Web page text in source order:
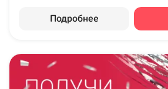
Подробнее